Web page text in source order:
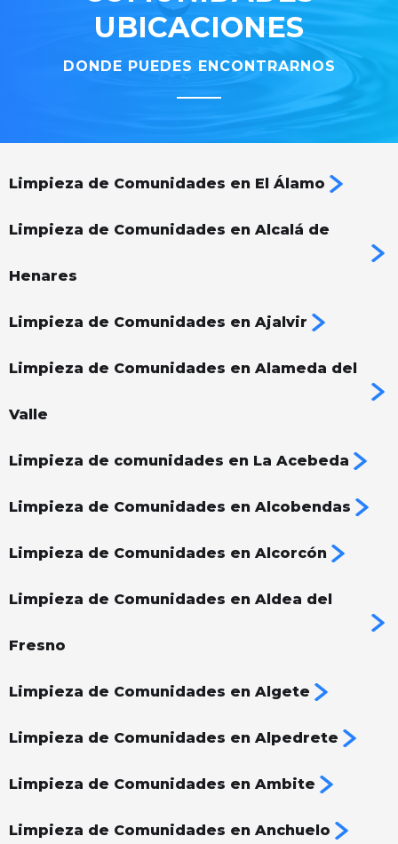
UBICACIONES
DONDE PUEDES ENCONTRARNOS
Limpieza de Comunidades en El Álamo
Limpieza de Comunidades en Alcalá de
Henares
Limpieza de Comunidades en Ajalvir
Limpieza de Comunidades en Alameda del
Valle
Limpieza de comunidades en La Acebeda
Limpieza de Comunidades en Alcobendas
Limpieza de Comunidades en Alcorcón
Limpieza de Comunidades en Aldea del
Fresno
Limpieza de Comunidades en Algete
Limpieza de Comunidades en Alpedrete
Limpieza de Comunidades en Ambite
Limpieza de Comunidades en Anchuelo